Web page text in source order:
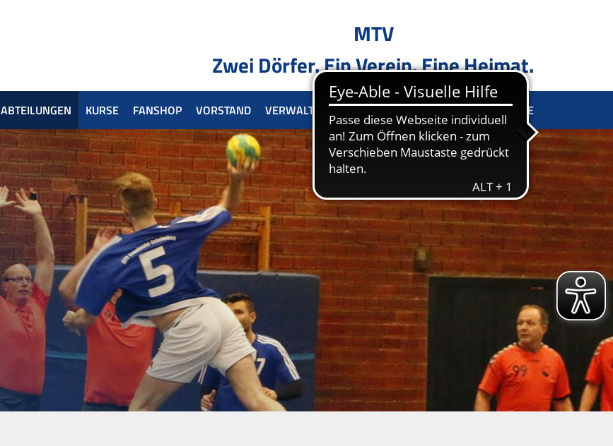
MTV
Zwei Dörfer. Ein Verein. Eine Heimat.
ABTEILUNGEN KURSE FANSHOP VORSTAND VERWALTUNG SPONSOREN KONTAKT TERMINE